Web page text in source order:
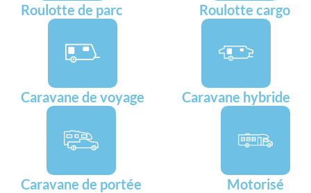
Roulotte de parc Roulotte cargo
Caravane de voyage Caravane hybride
Caravane de portée Motorisé